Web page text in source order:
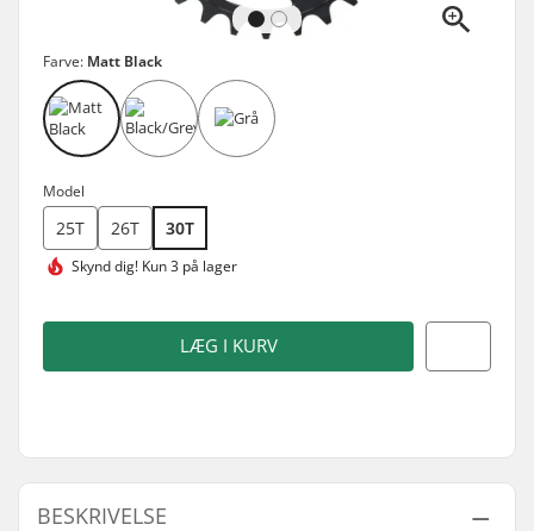
Farve: Matt Black
Model
25T 26T 30T
Skynd dig! Kun 3 på lager
LÆG I KURV
BESKRIVELSE